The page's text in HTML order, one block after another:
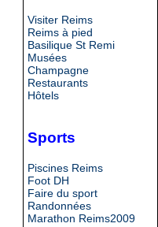
Visiter Reims
Reims à pied
Basilique St Remi
Musées
Champagne
Restaurants
Hôtels
Sports
Piscines Reims
Foot DH
Faire du sport
Randonnées
Marathon Reims2009